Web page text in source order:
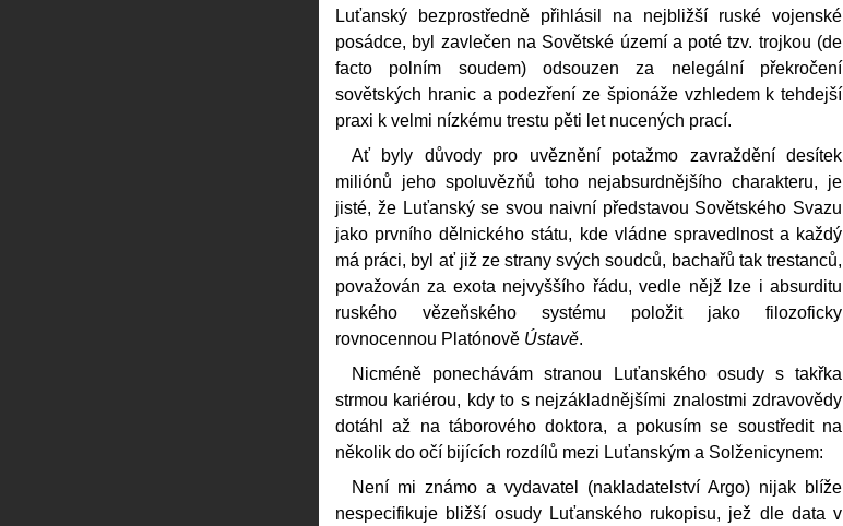
Luťanský bezprostředně přihlásil na nejbližší ruské vojenské
posádce, byl zavlečen na Sovětské území a poté tzv. trojkou (de
facto polním soudem) odsouzen za nelegální překročení
sovětských hranic a podezření ze špionáže vzhledem k tehdejší
praxi k velmi nízkému trestu pěti let nucených prací.
Ať byly důvody pro uvěznění potažmo zavraždění desítek
miliónů jeho spoluvězňů toho nejabsurdnějšího charakteru, je
jisté, že Luťanský se svou naivní představou Sovětského Svazu
jako prvního dělnického státu, kde vládne spravedlnost a každý
má práci, byl ať již ze strany svých soudců, bachařů tak trestanců,
považován za exota nejvyššího řádu, vedle nějž lze i absurditu
ruského vězeňského systému položit jako filozoficky
rovnocennou Platónově Ústavě.
Nicméně ponechávám stranou Luťanského osudy s takřka
strmou kariérou, kdy to s nejzákladnějšími znalostmi zdravovědy
dotáhl až na táborového doktora, a pokusím se soustředit na
několik do očí bijících rozdílů mezi Luťanským a Solženicynem:
Není mi známo a vydavatel (nakladatelství Argo) nijak blíže
nespecifikuje bližší osudy Luťanského rukopisu, jež dle data v